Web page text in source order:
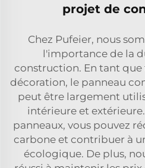
projet de
Chez Pufeier, nous
l'importance de la
construction. En tant
décoration, le panneau
peut être largement
intérieure et
panneaux, vous pouvez
carbone et contribuer à
écologique. De plus,